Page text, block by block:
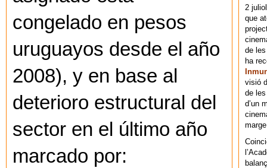
congelado en pesos
uruguayos desde el año
2008), y en base al
deterioro estructural del
sector en el último año
marcado por:
2
que
de
ha
visió
de
d’un